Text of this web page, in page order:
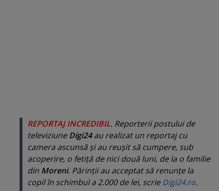
REPORTAJ INCREDIBIL. Reporterii postului de
televiziuneDigi24au realizat un reportaj cu
camera ascunsă şi au reuşit să cumpere, sub
acoperire, o fetiţă de nici două luni, de la o familie
din Moreni. Părinţii au acceptat să renunţe la
copil în schimbul a 2.000 de lei, scrieDigi24.ro.